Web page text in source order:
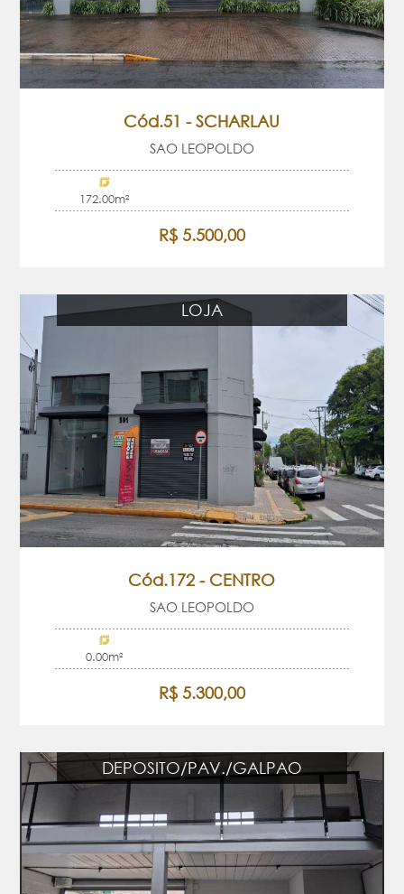
Cód.51 - SCHARLAU
SAO LEOPOLDO
172.00m²
R$ 5.500,00
LOJA
Cód.172 - CENTRO
SAO LEOPOLDO
0.00m²
R$ 5.300,00
DEPOSITO/PAV./GALPAO